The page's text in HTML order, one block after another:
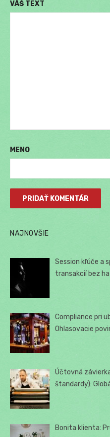
VÁŠ TEXT
MENO
NAJNOVŠIE
Session kľúče a
transakcií bez
Compliance pri
Ohlasovacie
Účtovná
štandardy):
Bonita klienta: